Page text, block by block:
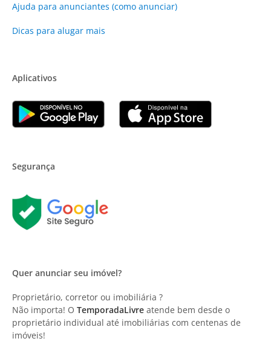
Ajuda para anunciantes (como anunciar)
Dicas para alugar mais
Aplicativos
Segurança
Quer anunciar seu imóvel?
Proprietário, corretor ou imobiliária ?
Não importa! O TemporadaLivre atende bem desde o
proprietário individual até imobiliárias com centenas de
imóveis!